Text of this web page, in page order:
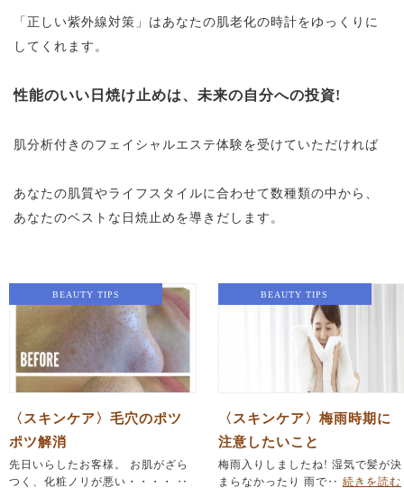
「正しい紫外線対策」はあなたの肌老化の時計をゆっくりに
してくれます。
性能のいい日焼け止めは、未来の自分への投資!
肌分析付きのフェイシャルエステ体験を受けていただければ
あなたの肌質やライフスタイルに合わせて数種類の中から、
あなたのベストな日焼止めを導きだします。
BEAUTY TIPS
〈スキンケア〉毛穴のポツ
ポツ解消
先日いらしたお客様。 お肌がざら
つく、化粧ノリが悪い・・・・ ‥
BEAUTY TIPS
〈スキンケア〉梅雨時期に
注意したいこと
梅雨入りしましたね! 湿気で髪が決
まらなかったり 雨で‥ 続きを読む